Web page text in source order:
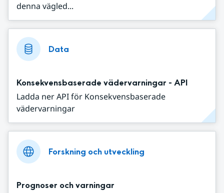
denna vägled...
Data
Konsekvensbaserade vädervarningar - API
Ladda ner API för Konsekvensbaserade
vädervarningar
Forskning och utveckling
Prognoser och varningar